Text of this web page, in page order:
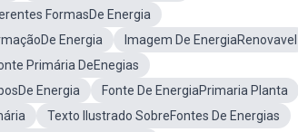
FormasDe Energia
Energia
Imagem De EnergiaRenovavel
Primária DeEnegias
Energia
Fonte De EnergiaPrimaria Planta
Texto Ilustrado SobreFontes De Energias